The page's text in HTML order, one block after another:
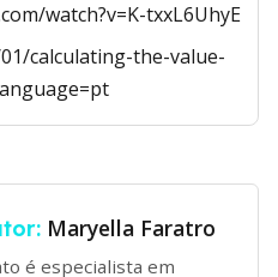
watch?v=K-txxL6UhyE
calculating-the-value-
Maryella Faratro
é especialista em